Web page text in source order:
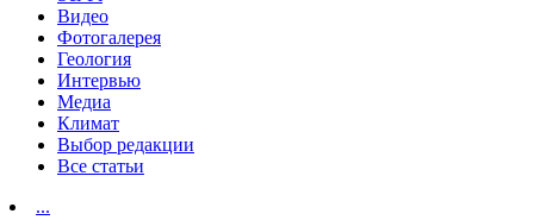
Видео
Фотогалерея
Геология
Интервью
Медиа
Климат
Выбор редакции
Все статьи
...